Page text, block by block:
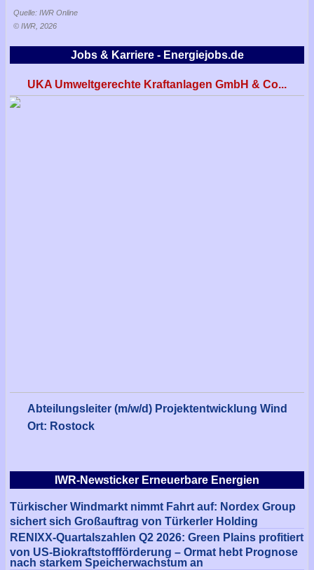
Quelle: IWR Online
© IWR, 2026
Jobs & Karriere - Energiejobs.de
UKA Umweltgerechte Kraftanlagen GmbH & Co...
Abteilungsleiter (m/w/d) Projektentwicklung Wind
Ort: Rostock
IWR-Newsticker Erneuerbare Energien
Türkischer Windmarkt nimmt Fahrt auf: Nordex Group
sichert sich Großauftrag von Türkerler Holding
RENIXX-Quartalszahlen Q2 2026: Green Plains profitiert
von US-Biokraftstoffförderung – Ormat hebt Prognose
nach starkem Speicherwachstum an